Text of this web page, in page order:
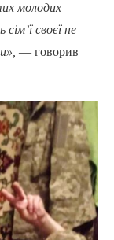
молодих
своєї не
— говорив